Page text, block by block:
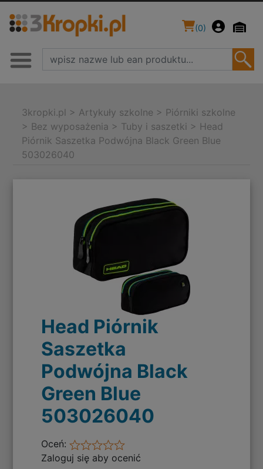
(0)
3kropki.pl > Artykuły szkolne > Piórniki szkolne
> Bez wyposażenia > Tuby i saszetki > Head
Piórnik Saszetka Podwójna Black Green Blue
503026040
Head Piórnik
Saszetka
Podwójna Black
Green Blue
503026040
Oceń:
Zaloguj się aby ocenić